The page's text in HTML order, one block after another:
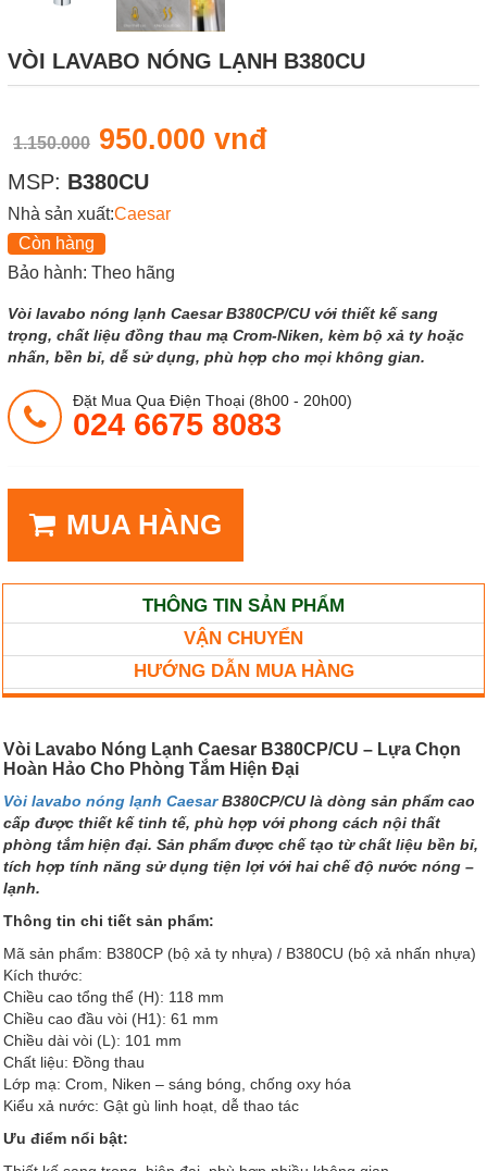
VÒI LAVABO NÓNG LẠNH B380CU
1.150.000 950.000 vnđ
MSP: B380CU
Nhà sản xuất:Caesar
Còn hàng
Bảo hành: Theo hãng
Vòi lavabo nóng lạnh Caesar B380CP/CU với thiết kế sang
trọng, chất liệu đồng thau mạ Crom-Niken, kèm bộ xả ty hoặc
nhấn, bền bỉ, dễ sử dụng, phù hợp cho mọi không gian.
Đặt Mua Qua Điện Thoại (8h00 - 20h00)
024 6675 8083
MUA HÀNG
THÔNG TIN SẢN PHẨM
VẬN CHUYỂN
HƯỚNG DẪN MUA HÀNG
Vòi Lavabo Nóng Lạnh Caesar B380CP/CU – Lựa Chọn
Hoàn Hảo Cho Phòng Tắm Hiện Đại
Vòi lavabo nóng lạnh CaesarB380CP/CU là dòng sản phẩm cao
cấp được thiết kế tinh tế, phù hợp với phong cách nội thất
phòng tắm hiện đại. Sản phẩm được chế tạo từ chất liệu bền bỉ,
tích hợp tính năng sử dụng tiện lợi với hai chế độ nước nóng –
lạnh.
Thông tin chi tiết sản phẩm:
Mã sản phẩm: B380CP (bộ xả ty nhựa) / B380CU (bộ xả nhấn nhựa)
Kích thước:
Chiều cao tổng thể (H): 118 mm
Chiều cao đầu vòi (H1): 61 mm
Chiều dài vòi (L): 101 mm
Chất liệu: Đồng thau
Lớp mạ: Crom, Niken – sáng bóng, chống oxy hóa
Kiểu xả nước: Gật gù linh hoạt, dễ thao tác
Ưu điểm nổi bật: